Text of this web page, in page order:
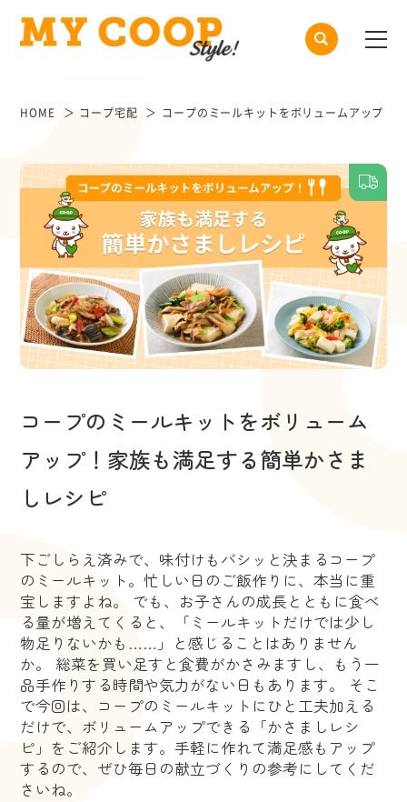
HOME コープ宅配 コープのミールキットをボリュームアップ！
コープのミールキットをボリューム
アップ！家族も満足する簡単かさま
しレシピ
下ごしらえ済みで、味付けもバシッと決まるコープ
のミールキット。忙しい日のご飯作りに、本当に重
宝しますよね。 でも、お子さんの成長とともに食べ
る量が増えてくると、「ミールキットだけでは少し
物足りないかも……」と感じることはありません
か。 総菜を買い足すと食費がかさみますし、もう一
品手作りする時間や気力がない日もあります。 そこ
で今回は、コープのミールキットにひと工夫加える
だけで、ボリュームアップできる「かさましレシ
ピ」をご紹介します。手軽に作れて満足感もアップ
するので、ぜひ毎日の献立づくりの参考にしてくだ
さいね。